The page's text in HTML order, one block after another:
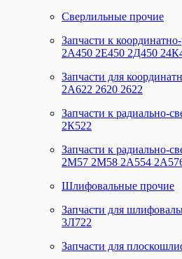
Сверлильные прочие
Запчасти к
2А450 2Е450 2Д450
Запчасти для
2А622 2620 2622
Запчасти к радиально-
2К522
Запчасти к радиально-
2М57 2М58 2А554
Шлифовальные прочие
Запчасти для
3Л722
Запчасти для